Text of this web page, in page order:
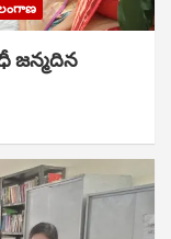
జ‌న్మ‌దిన